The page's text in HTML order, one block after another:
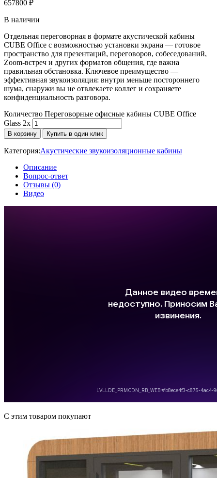
657800 ₽
В наличии
Отдельная переговорная в формате акустической кабины
CUBE Office с возможностью установки экрана — готовое
пространство для презентаций, переговоров, собеседований,
Zoom-встреч и других форматов общения, где важна
правильная обстановка. Ключевое преимущество —
эффективная звукоизоляция: внутри меньше постороннего
шума, снаружи вы не отвлекаете коллег и сохраняете
конфиденциальность разговора.
Количество Переговорные офисные кабины CUBE Office
Glass 2x
В корзину Купить в один клик
Категория:Акустические звукоизоляционные кабины
Описание
Вопрос-ответ
Отзывы (0)
Видео
C этим товаром покупают